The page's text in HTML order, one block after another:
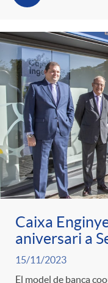
Caixa
aniversari a
15/11/2023
El model de banca